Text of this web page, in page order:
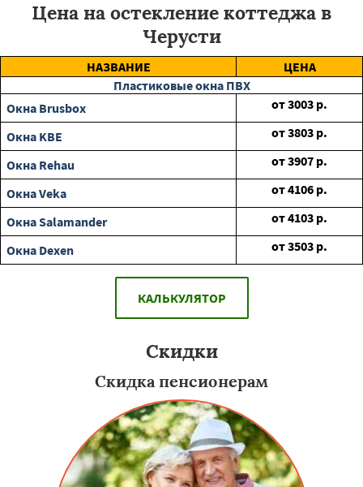
Цена на остекление коттеджа в
Черусти
НАЗВАНИЕ
ЦЕНА
Пластиковые окна ПВХ
Окна Brusbox
от3003 р.
Окна KBE
от3803 р.
Окна Rehau
от3907 р.
Окна Veka
от4106 р.
Окна Salamander
от4103 р.
Окна Dexen
от3503 р.
КАЛЬКУЛЯТОР
Скидки
Скидка пенсионерам